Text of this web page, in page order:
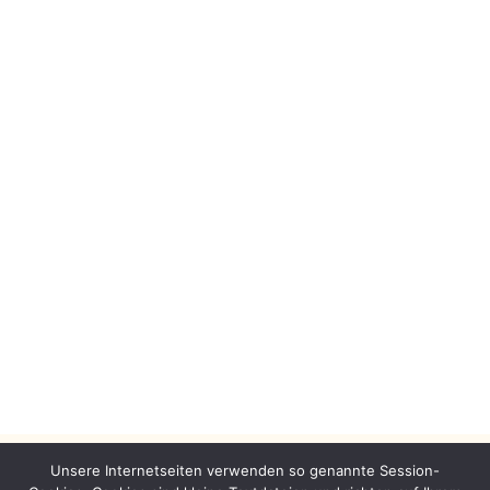
Unsere Internetseiten verwenden so genannte Session-